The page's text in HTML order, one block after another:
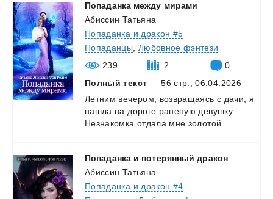
Попаданка между мирами
Абиссин Татьяна
Попаданка и дракон #5
Попаданцы
Любовное фэнтези
239
2
0
Полный текст — 56 стр., 06.04.2026
Летним вечером, возвращаясь с дачи,
я
нашла на дороге раненую девушку.
Незнакомка отдала мне золотой...
Попаданка и потерянный дракон
Абиссин Татьяна
Попаданка и дракон #4